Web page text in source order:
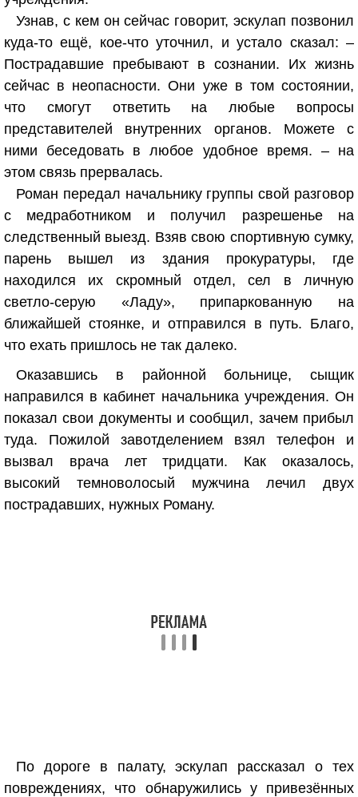
Узнав, с кем он сейчас говорит, эскулап позвонил
куда-то ещё, кое-что уточнил, и устало сказал: –
Пострадавшие пребывают в сознании. Их жизнь
сейчас в неопасности. Они уже в том состоянии,
что смогут ответить на любые вопросы
представителей внутренних органов. Можете с
ними беседовать в любое удобное время. – на
этом связь прервалась.
Роман передал начальнику группы свой разговор
с медработником и получил разрешенье на
следственный выезд. Взяв свою спортивную сумку,
парень вышел из здания прокуратуры, где
находился их скромный отдел, сел в личную
светло-серую «Ладу», припаркованную на
ближайшей стоянке, и отправился в путь. Благо,
что ехать пришлось не так далеко.
Оказавшись в районной больнице, сыщик
направился в кабинет начальника учреждения. Он
показал свои документы и сообщил, зачем прибыл
туда. Пожилой завотделением взял телефон и
вызвал врача лет тридцати. Как оказалось,
высокий темноволосый мужчина лечил двух
пострадавших, нужных Роману.
По дороге в палату, эскулап рассказал о тех
повреждениях, что обнаружились у привезённых